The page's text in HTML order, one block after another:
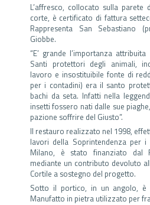
L’affresco, collocato sulla parete
corte, è certificato di fattura
Rappresenta San Sebastiano
Giobbe.
“E’ grande l’importanza
Santi protettori degli animali,
lavoro e insostituibile fonte di
per i contadini) era il santo
bachi da seta. Infatti nella
insetti fossero nati dalle sue
pazione soffrire del Giusto”.
Il restauro realizzato nel 1998,
lavori della Soprintendenza per
Milano, è stato finanziato dal
mediante un contributo devoluto
Cortile a sostegno del progetto.
Sotto il portico, in un angolo, è
Manufatto in pietra utilizzato per